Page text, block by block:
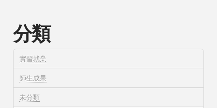
分類
實習就業
師生成果
未分類